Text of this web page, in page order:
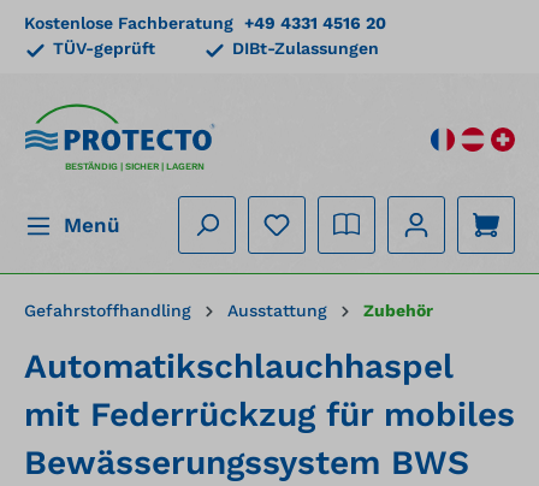
springen
Kostenlose Fachberatung +49 4331 4516 20
TÜV-geprüft
DIBt-Zulassungen
BESTÄNDIG | SICHER | LAGERN
Menü
Gefahrstoffhandling Ausstattung Zubehör
Automatikschlauchhaspel
mit Federrückzug für mobiles
Bewässerungssystem BWS